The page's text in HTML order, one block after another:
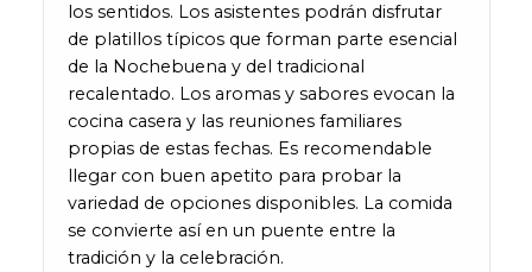
los sentidos. Los asistentes podrán disfrutar
de platillos típicos que forman parte esencial
de la Nochebuena y del tradicional
recalentado. Los aromas y sabores evocan la
cocina casera y las reuniones familiares
propias de estas fechas. Es recomendable
llegar con buen apetito para probar la
variedad de opciones disponibles. La comida
se convierte así en un puente entre la
tradición y la celebración.